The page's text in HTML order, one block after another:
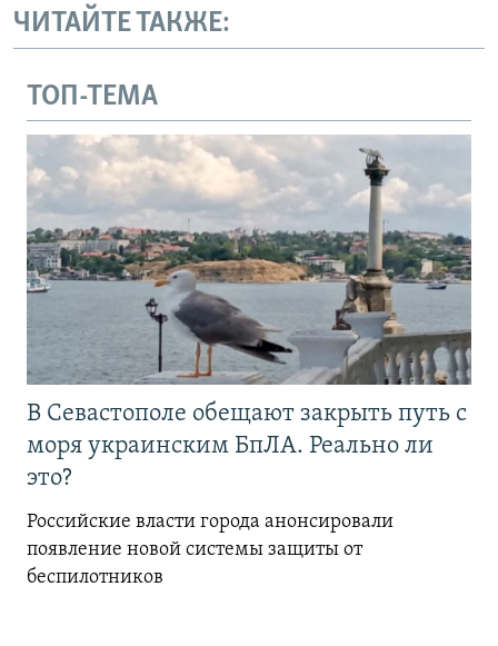
ЧИТАЙТЕ ТАКЖЕ:
ТОП-ТЕМА
В Севастополе обещают закрыть путь с
моря украинским БпЛА. Реально ли
это?
Российские власти города анонсировали
появление новой системы защиты от
беспилотников